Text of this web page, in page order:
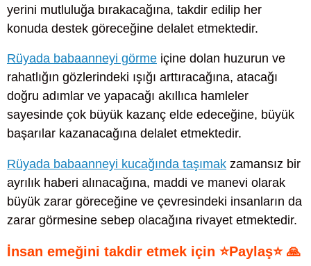
yerini mutluluğa bırakacağına, takdir edilip her
konuda destek göreceğine delalet etmektedir.
Rüyada babaanneyi görme içine dolan huzurun ve
rahatlığın gözlerindeki ışığı arttıracağına, atacağı
doğru adımlar ve yapacağı akıllıca hamleler
sayesinde çok büyük kazanç elde edeceğine, büyük
başarılar kazanacağına delalet etmektedir.
Rüyada babaanneyi kucağında taşımak zamansız bir
ayrılık haberi alınacağına, maddi ve manevi olarak
büyük zarar göreceğine ve çevresindeki insanların da
zarar görmesine sebep olacağına rivayet etmektedir.
İnsan emeğini takdir etmek için ⭐Paylaş⭐ 🙏